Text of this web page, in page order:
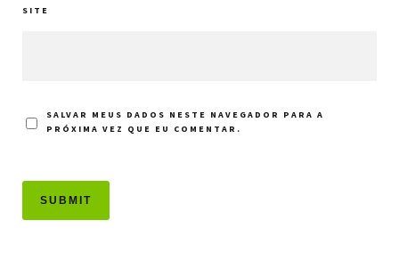
SITE
SALVAR MEUS DADOS NESTE NAVEGADOR PARA A
PRÓXIMA VEZ QUE EU COMENTAR.